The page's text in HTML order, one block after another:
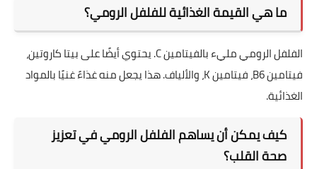
ما هي القيمة الغذائية للفلفل الرومي؟
الفلفل الرومي مليء بالفيتامين C. يحتوي أيضًا على بيتا كاروتين،
فيتامين B6، فيتامين K، والألياف. هذا يجعل منه غذاءً غنيًا بالمواد
الغذائية.
كيف يمكن أن يساهم الفلفل الرومي في تعزيز
صحة القلب؟